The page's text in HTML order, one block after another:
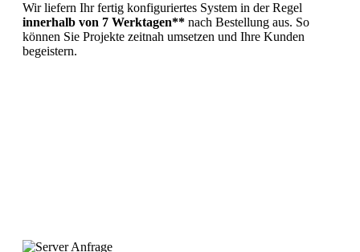
Wir liefern Ihr fertig konfiguriertes System in der Regel
innerhalb von 7 Werktagen** nach Bestellung aus. So
können Sie Projekte zeitnah umsetzen und Ihre Kunden
begeistern.